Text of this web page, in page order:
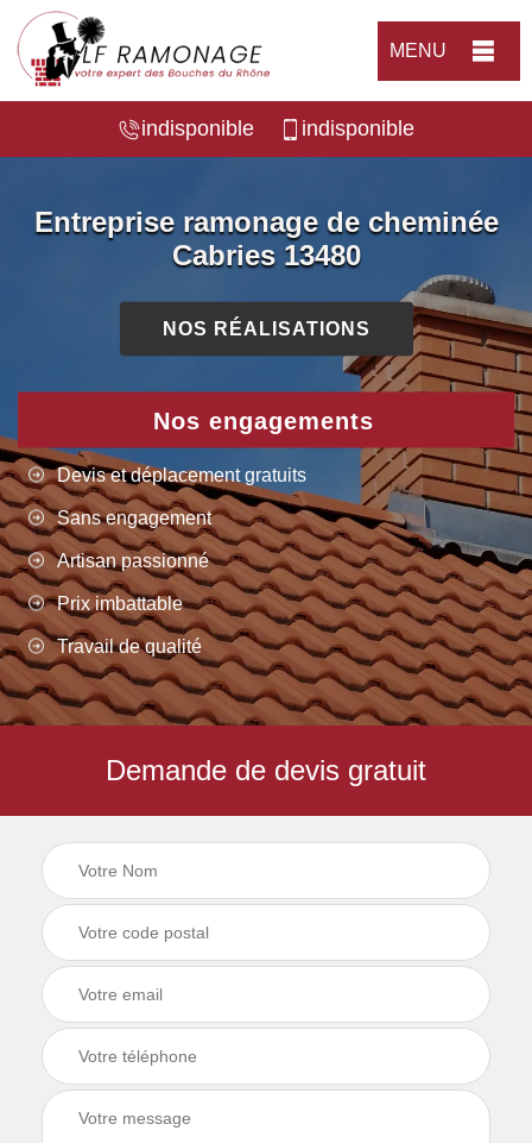
MENU
indisponible indisponible
Entreprise ramonage de cheminée
Cabries 13480
NOS RÉALISATIONS
Nos engagements
Devis et déplacement gratuits
Sans engagement
Artisan passionné
Prix imbattable
Travail de qualité
Demande de devis gratuit